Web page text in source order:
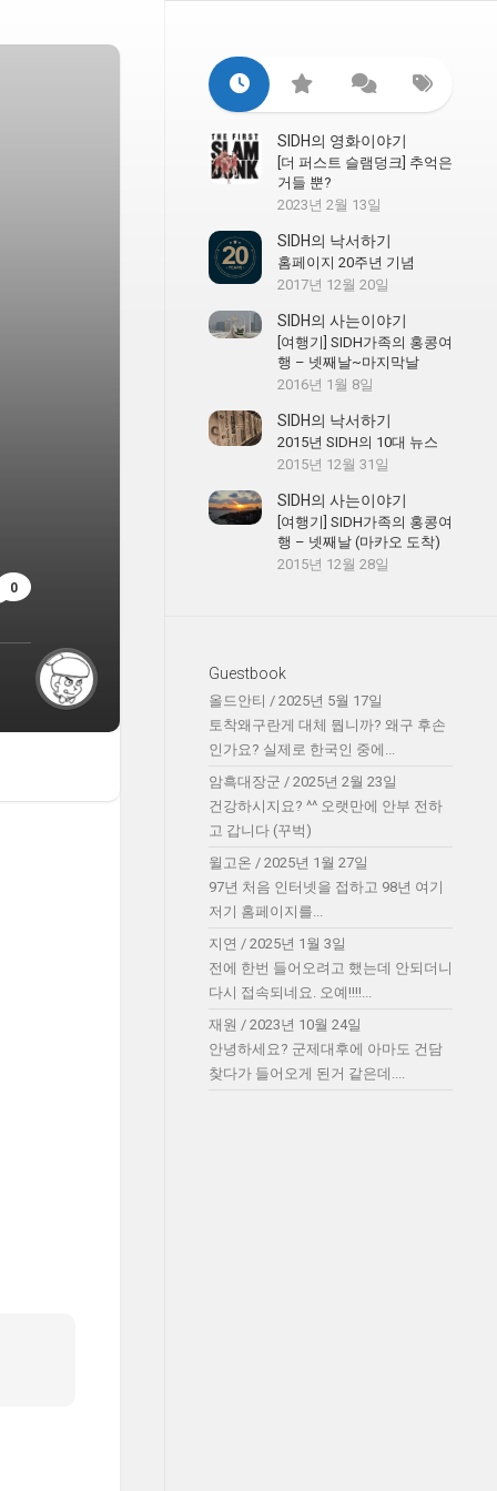
0
SIDH의 영화이야기
[더 퍼스트 슬램덩크] 추억은
거들 뿐?
2023년 2월 13일
SIDH의 낙서하기
홈페이지 20주년 기념
2017년 12월 20일
SIDH의 사는이야기
[여행기] SIDH가족의 홍콩여
행 – 넷째날~마지막날
2016년 1월 8일
SIDH의 낙서하기
2015년 SIDH의 10대 뉴스
2015년 12월 31일
SIDH의 사는이야기
[여행기] SIDH가족의 홍콩여
행 – 넷째날 (마카오 도착)
2015년 12월 28일
Guestbook
올드안티 / 2025년 5월 17일
토착왜구란게 대체 뭡니까? 왜구 후손
인가요? 실제로 한국인 중에...
암흑대장군 / 2025년 2월 23일
건강하시지요? ^^ 오랫만에 안부 전하
고 갑니다 (꾸벅)
윌고온 / 2025년 1월 27일
97년 처음 인터넷을 접하고 98년 여기
저기 홈페이지를...
지연 / 2025년 1월 3일
전에 한번 들어오려고 했는데 안되더니
다시 접속되네요. 오예!!!!...
재원 / 2023년 10월 24일
안녕하세요? 군제대후에 아마도 건담
찾다가 들어오게 된거 같은데....